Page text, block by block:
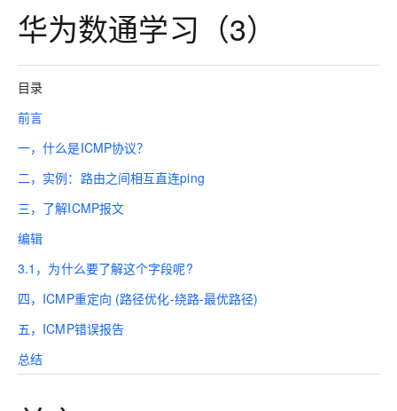
华为数通学习（3）
目录
前言
一，什么是ICMP协议？
二，实例：路由之间相互直连ping
三，了解ICMP报文
编辑
3.1，为什么要了解这个字段呢?
四，ICMP重定向 (路径优化-绕路-最优路径)
五，ICMP错误报告
总结